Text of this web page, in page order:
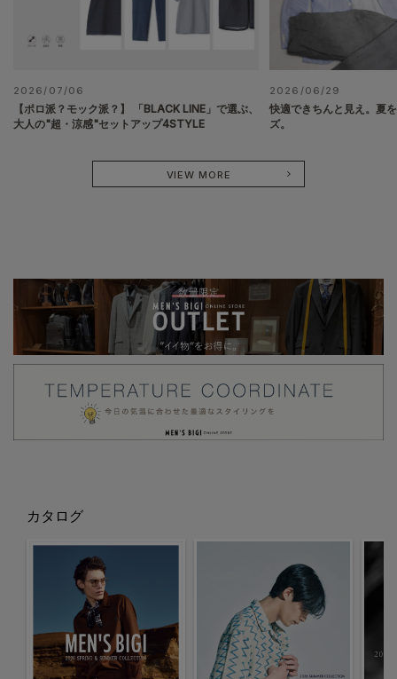
2026/07/06
【ポロ派？モック派？】 「BLACK LINE」で選ぶ、
大人の"超・涼感"セットアップ4STYLE
2026/06/29
快適できちんと見え。夏
ズ。
VIEW MORE
カタログ